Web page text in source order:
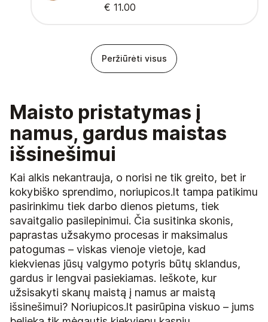
€ 11.00
Peržiūrėti visus
Maisto pristatymas į
namus, gardus maistas
išsinešimui
Kai alkis nekantrauja, o norisi ne tik greito, bet ir
kokybiško sprendimo, noriupicos.lt tampa patikimu
pasirinkimu tiek darbo dienos pietums, tiek
savaitgalio pasilepinimui. Čia susitinka skonis,
paprastas užsakymo procesas ir maksimalus
patogumas – viskas vienoje vietoje, kad
kiekvienas jūsų valgymo potyris būtų sklandus,
gardus ir lengvai pasiekiamas. Ieškote, kur
užsisakyti skanų maistą į namus ar maistą
išsinešimui? Noriupicos.lt pasirūpina viskuo – jums